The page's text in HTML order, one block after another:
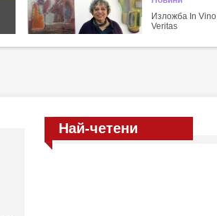
Изложба In Vino
Veritas
Най-четени